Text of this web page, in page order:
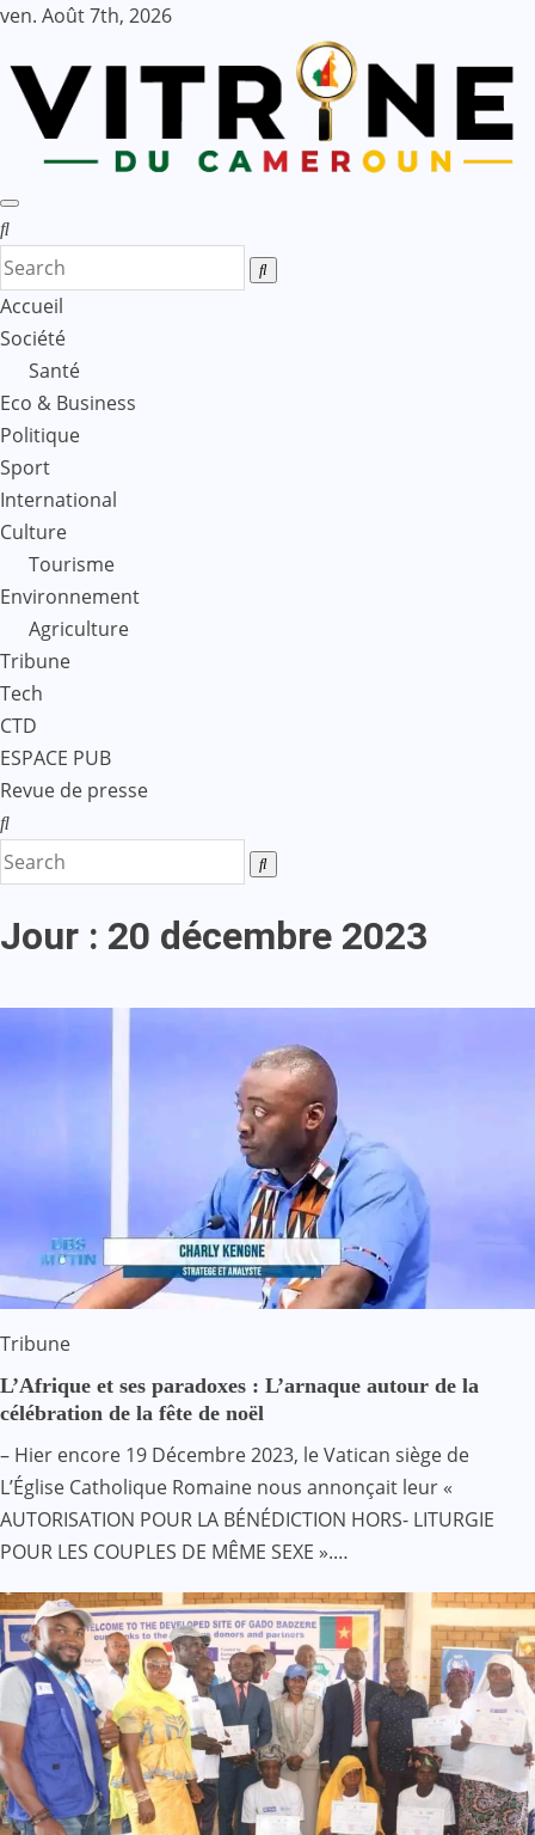
Skip
content
ven. Août 7th, 2026
Accueil
Société
Santé
Eco & Business
Politique
Sport
International
Culture
Tourisme
Environnement
Agriculture
Tribune
Tech
CTD
ESPACE PUB
Revue de presse
Jour : 20 décembre 2023
Tribune
L’Afrique et ses paradoxes : L’arnaque autour de la
célébration de la fête de noël
– Hier encore 19 Décembre 2023, le Vatican siège de
L’Église Catholique Romaine nous annonçait leur «
AUTORISATION POUR LA BÉNÉDICTION HORS- LITURGIE
POUR LES COUPLES DE MÊME SEXE ».…